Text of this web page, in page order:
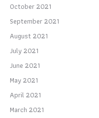
October 2021
September 2021
August 2021
July 2021
June 2021
May 2021
April 2021
March 2021